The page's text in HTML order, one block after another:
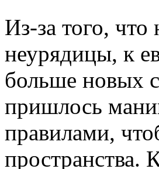
Из-за того, что
неурядицы, к
больше новых
пришлось
правилами,
пространства.